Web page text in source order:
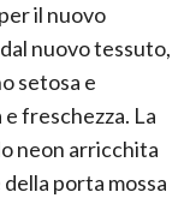
il nuovo
nuovo tessuto,
setosa e
freschezza. La
neon arricchita
porta mossa